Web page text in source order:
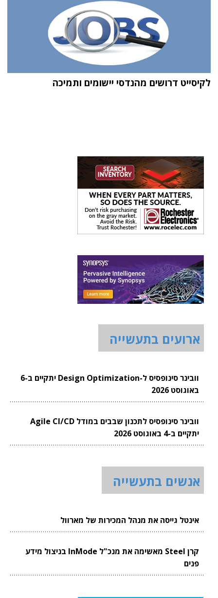
לקיסייט דרושים מהנדסי יישומים ותמיכה
ארועים בתעשייה
וובינר סינופסיס ל-Design Optimization יתקיים ב-6
באוגוסט 2026
וובינר סינופסיס לתכנון שבבים במודל Agile CI/CD
יתקיים ב-4 באוגוסט 2026
אנשים בתעשייה
אינטל גייסה את מנהל המכירות של מארוול
קרן Steel מאשימה את מנכ"ל InMode בניצול מידע
פנים